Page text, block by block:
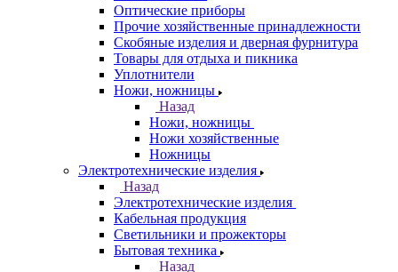
Оптические приборы
Прочие хозяйственные принадлежности
Скобяные изделия и дверная фурнитура
Товары для отдыха и пикника
Уплотнители
Ножи, ножницы
Назад
Ножи, ножницы
Ножи хозяйственные
Ножницы
Электротехнические изделия
Назад
Электротехнические изделия
Кабельная продукция
Светильники и прожекторы
Бытовая техника
Назад